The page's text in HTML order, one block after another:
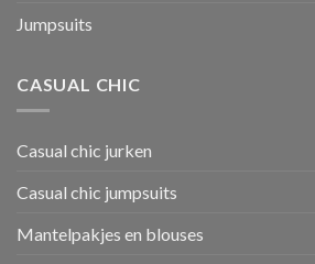
Jumpsuits
CASUAL CHIC
Casual chic jurken
Casual chic jumpsuits
Mantelpakjes en blouses